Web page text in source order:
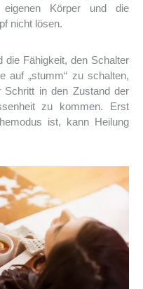
Körper und die
nicht lösen.
die Fähigkeit, den Schalter
auf „stumm“ zu schalten,
in den Zustand der
zu kommen. Erst
ist, kann Heilung